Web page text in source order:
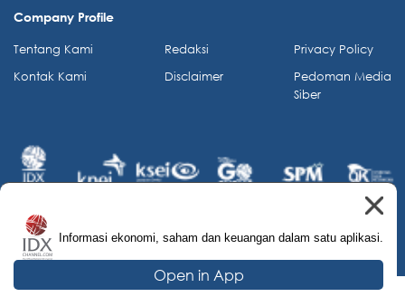
Informasi ekonomi, saham dan keuangan dalam satu aplikasi.
Open in App
Company Profile
Tentang Kami
Kontak Kami
Redaksi
Disclaimer
Privacy Policy
Pedoman Media
Siber
© 2026 IDX Channel. All Rights Reserved.